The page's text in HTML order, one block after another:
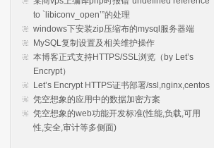
to `libiconv_open’”的处理
windows下安装zip压缩布的mysql服务器端
MySQL复制设置及相关维护操作
本博客正式支持HTTPS/SSL浏览（by Let’s
Encrypt）
Let’s Encrypt HTTPS证书部署/ssl,nginx,centos
凭空想象的应用中的数据加密方案
凭空想象的web功能开发标准(性能,负载,可用
性,安全,审计等多侧面)